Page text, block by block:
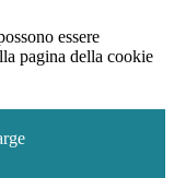
essere
pagina della cookie